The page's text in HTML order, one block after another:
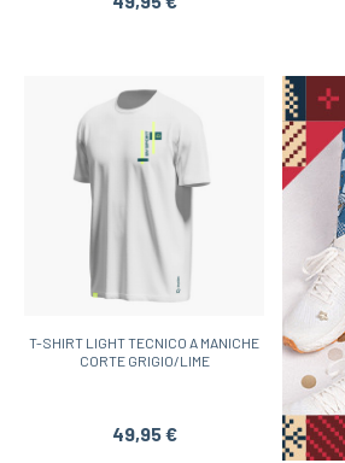
T-SHIRT LIGHT TECNICO A MANICHE
CORTE GRIGIO/LIME
49,95 €